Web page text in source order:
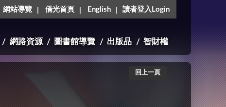
網站導覽 僑光首頁 English 讀者登入Login
網路資源 圖書館導覽 出版品 智財權
回上一頁